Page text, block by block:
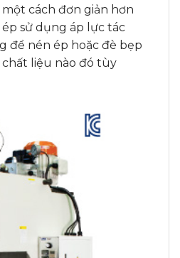
cách đơn giản hơn
sử dụng áp lực tác
để nén ép hoặc đè bẹp
liệu nào đó tùy